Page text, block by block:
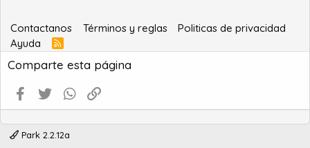
Contactanos Términos y reglas
Politicas de privacidad
Ayuda
R
S
S
Comparte esta página
Facebook
Twitter WhatsApp
Park 2.2.12a